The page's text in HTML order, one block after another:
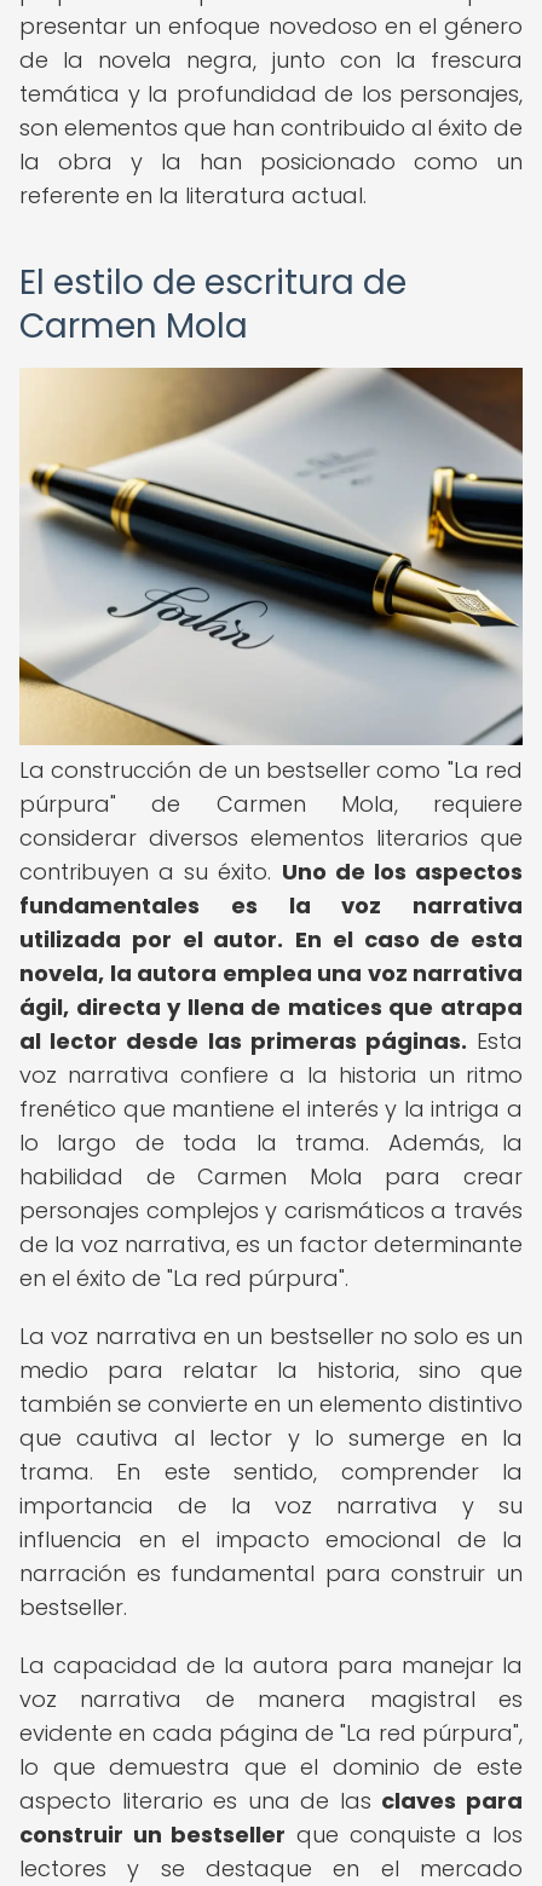
presentar un enfoque novedoso en el género
de la novela negra, junto con la frescura
temática y la profundidad de los personajes,
son elementos que han contribuido al éxito de
la obra y la han posicionado como un
referente en la literatura actual.
El estilo de escritura de
Carmen Mola
La construcción de un bestseller como "La red
púrpura" de Carmen Mola, requiere
considerar diversos elementos literarios que
contribuyen a su éxito. Uno de los aspectos
fundamentales es la voz narrativa
utilizada por el autor. En el caso de esta
novela, la autora emplea una voz narrativa
ágil, directa y llena de matices que atrapa
al lector desde las primeras páginas. Esta
voz narrativa confiere a la historia un ritmo
frenético que mantiene el interés y la intriga a
lo largo de toda la trama. Además, la
habilidad de Carmen Mola para crear
personajes complejos y carismáticos a través
de la voz narrativa, es un factor determinante
en el éxito de "La red púrpura".
La voz narrativa en un bestseller no solo es un
medio para relatar la historia, sino que
también se convierte en un elemento distintivo
que cautiva al lector y lo sumerge en la
trama. En este sentido, comprender la
importancia de la voz narrativa y su
influencia en el impacto emocional de la
narración es fundamental para construir un
bestseller.
La capacidad de la autora para manejar la
voz narrativa de manera magistral es
evidente en cada página de "La red púrpura",
lo que demuestra que el dominio de este
aspecto literario es una de las claves para
construir un bestseller que conquiste a los
lectores y se destaque en el mercado